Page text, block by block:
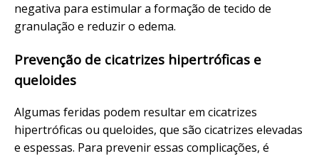
negativa para estimular a formação de tecido de
granulação e reduzir o edema.
Prevenção de cicatrizes hipertróficas e
queloides
Algumas feridas podem resultar em cicatrizes
hipertróficas ou queloides, que são cicatrizes elevadas
e espessas. Para prevenir essas complicações, é